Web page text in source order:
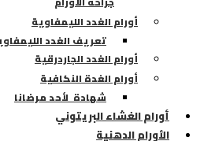
أورام الغدد الليمفاوية
تعريف الغدد الليمفاوية
أورام الغدد الجاردرقية
أورام الغدة النكافية
شهادة لأحد مرضانا
أورام الغشاء البريتوني
الأورام الدهنية